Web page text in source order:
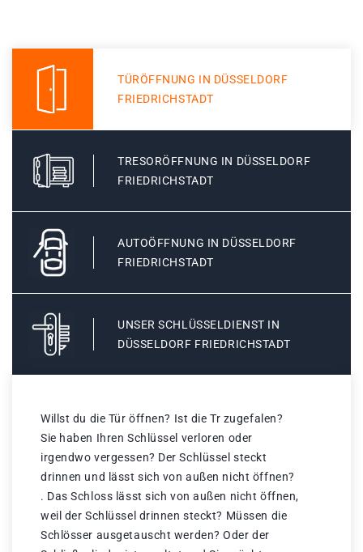
TÜRÖFFNUNG IN DÜSSELDORF
FRIEDRICHSTADT
TRESORÖFFNUNG IN DÜSSELDORF
FRIEDRICHSTADT
AUTOÖFFNUNG IN DÜSSELDORF
FRIEDRICHSTADT
UNSER SCHLÜSSELDIENST IN
DÜSSELDORF FRIEDRICHSTADT
Willst du die Tür öffnen? Ist die Tr zugefalen?
Sie haben Ihren Schlüssel verloren oder
irgendwo vergessen? Der Schlüssel steckt
drinnen und lässt sich von außen nicht öffnen?
. Das Schloss lässt sich von außen nicht öffnen,
weil der Schlüssel drinnen steckt? Müssen die
Schlösser ausgetauscht werden? Oder der